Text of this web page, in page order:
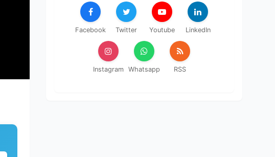
Facebook Twitter Youtube LinkedIn
Instagram Whatsapp RSS